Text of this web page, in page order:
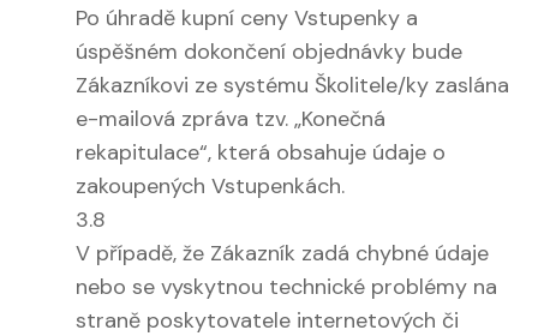
Po úhradě kupní ceny Vstupenky a
úspěšném dokončení objednávky bude
Zákazníkovi ze systému Školitele/ky zaslána
e-mailová zpráva tzv. „Konečná
rekapitulace“, která obsahuje údaje o
zakoupených Vstupenkách.
3.8
V případě, že Zákazník zadá chybné údaje
nebo se vyskytnou technické problémy na
straně poskytovatele internetových či